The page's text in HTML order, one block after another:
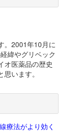
。2001年10月に
緯やグリベック
オ医薬品の歴史
います。
療法がより効く